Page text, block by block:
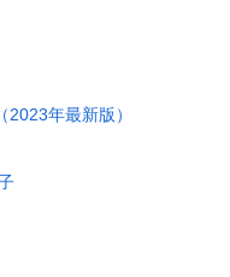
年最新版）